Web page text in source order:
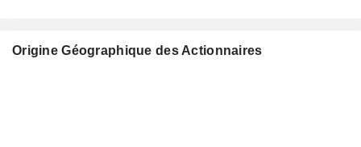
Origine Géographique des Actionnaires